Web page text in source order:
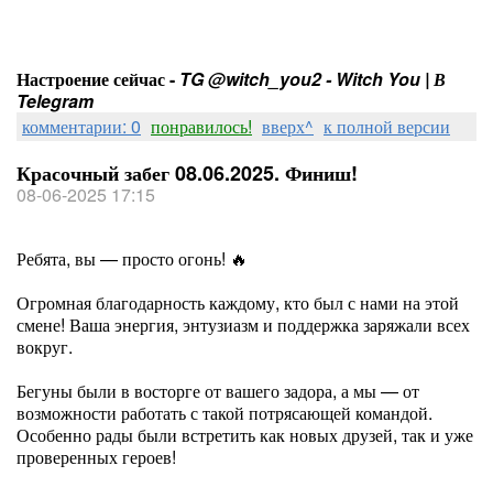
Настроение сейчас - TG @witch_you2 - Witch You | В
Telegram
комментарии: 0 понравилось! вверх^ к полной версии
Красочный забег 08.06.2025. Финиш!
08-06-2025 17:15
Ребята, вы — просто огонь! 🔥
Огромная благодарность каждому, кто был с нами на этой
смене! Ваша энергия, энтузиазм и поддержка заряжали всех
вокруг.
Бегуны были в восторге от вашего задора, а мы — от
возможности работать с такой потрясающей командой.
Особенно рады были встретить как новых друзей, так и уже
проверенных героев!